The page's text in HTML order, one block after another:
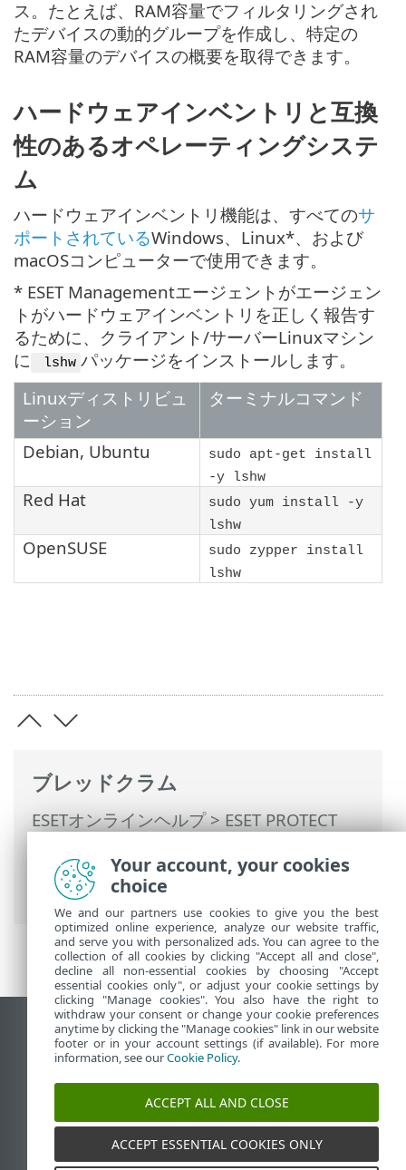
ブレッドクラム
ESETオンラインヘルプ>ESET PROTECT
ESET PROTECT On-Prem メインメニュー
レポート> ハードウェアインベントリ
ス。たとえば、RAM容量でフィルタリングされ
たデバイスの動的グループを作成し、特定の
RAM容量のデバイスの概要を取得できます。
ハードウェアインベントリと互換
性のあるオペレーティングシステ
ム
ハードウェアインベントリ機能は、すべてのサ
ポートされているWindows、Linux*、および
macOSコンピューターで使用できます。
* ESET Managementエージェントがエージェン
トがハードウェアインベントリを正しく報告す
るために、クライアント/サーバーLinuxマシン
に
lshw パッケージをインストールします。
Linuxディストリビュ
ーション
ターミナルコマンド
Debian, Ubuntu
sudo apt-get install
-y lshw
Red Hat
sudo yum install -y
lshw
OpenSUSE
sudo zypper install
lshw
デスクトップサイトの表示
End of Life
ESETナレッジベース
ESETフォーラム
ESET Status Portal
地域サポート
Your account, your cookies
choice
We and our partners use cookies to give you the best
optimized online experience, analyze our website traffic,
and serve you with personalized ads. You can agree to the
collection of all cookies by clicking "Accept all and close",
decline all non-essential cookies by choosing "Accept
essential cookies only", or adjust your cookie settings by
clicking "Manage cookies". You also have the right to
withdraw your consent or change your cookie preferences
anytime by clicking the "Manage cookies" link in our website
footer or in your account settings (if available). For more
information, see ourCookie Policy.
ACCEPT ALL AND CLOSE
ACCEPT ESSENTIAL COOKIES ONLY